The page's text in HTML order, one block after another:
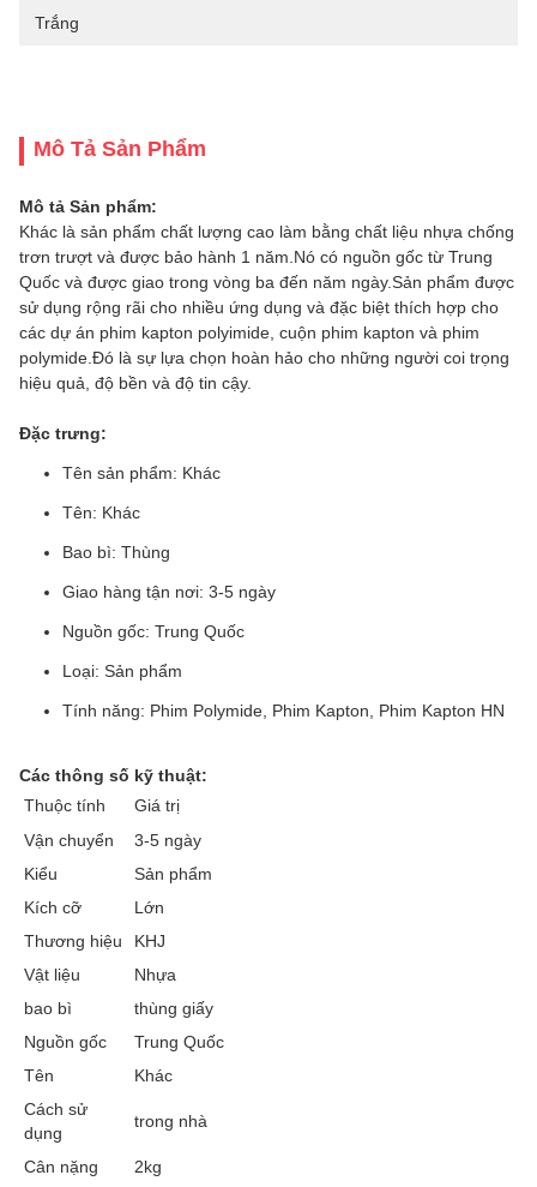
Trắng
Mô Tả Sản Phẩm
Mô tả Sản phẩm:
Khác là sản phẩm chất lượng cao làm bằng chất liệu nhựa chống
trơn trượt và được bảo hành 1 năm.Nó có nguồn gốc từ Trung
Quốc và được giao trong vòng ba đến năm ngày.Sản phẩm được
sử dụng rộng rãi cho nhiều ứng dụng và đặc biệt thích hợp cho
các dự án phim kapton polyimide, cuộn phim kapton và phim
polymide.Đó là sự lựa chọn hoàn hảo cho những người coi trọng
hiệu quả, độ bền và độ tin cậy.
Đặc trưng:
Tên sản phẩm: Khác
Tên: Khác
Bao bì: Thùng
Giao hàng tận nơi: 3-5 ngày
Nguồn gốc: Trung Quốc
Loại: Sản phẩm
Tính năng: Phim Polymide, Phim Kapton, Phim Kapton HN
Các thông số kỹ thuật:
Thuộc tính
Giá trị
Vận chuyển
3-5 ngày
Kiểu
Sản phẩm
Kích cỡ
Lớn
Thương hiệu
KHJ
Vật liệu
Nhựa
bao bì
thùng giấy
Nguồn gốc
Trung Quốc
Tên
Khác
Cách sử
dụng
trong nhà
Cân nặng 2kg